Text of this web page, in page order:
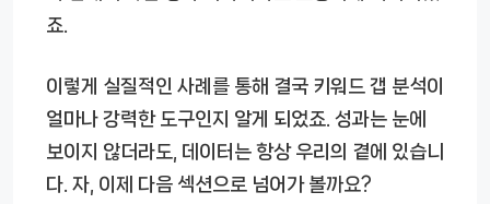
죠.
이렇게 실질적인 사례를 통해 결국 키워드 갭 분석이
얼마나 강력한 도구인지 알게 되었죠. 성과는 눈에
보이지 않더라도, 데이터는 항상 우리의 곁에 있습니
다. 자, 이제 다음 섹션으로 넘어가 볼까요?